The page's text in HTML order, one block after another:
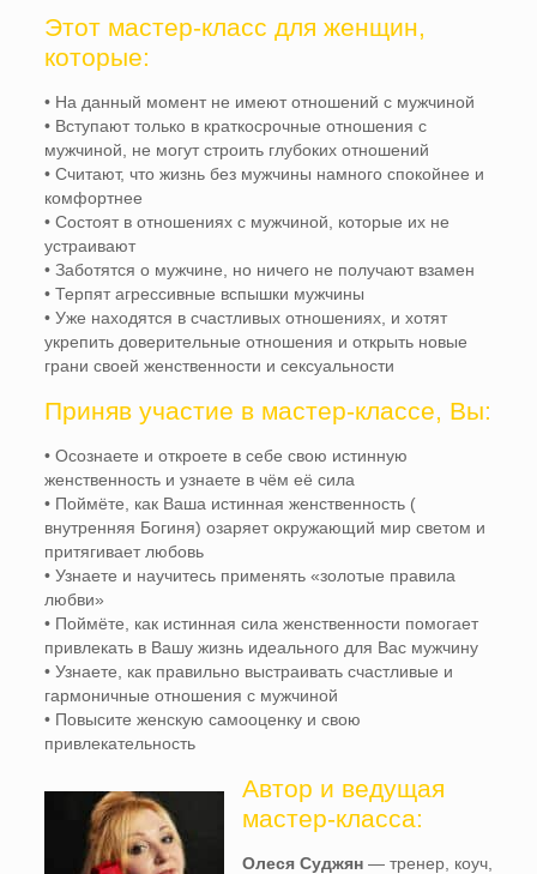
Этот мастер-класс для женщин,
которые:
• На данный момент не имеют отношений с мужчиной
• Вступают только в краткосрочные отношения с
мужчиной, не могут строить глубоких отношений
• Считают, что жизнь без мужчины намного спокойнее и
комфортнее
• Состоят в отношениях с мужчиной, которые их не
устраивают
• Заботятся о мужчине, но ничего не получают взамен
• Терпят агрессивные вспышки мужчины
• Уже находятся в счастливых отношениях, и хотят
укрепить доверительные отношения и открыть новые
грани своей женственности и сексуальности
Приняв участие в мастер-классе, Вы:
• Осознаете и откроете в себе свою истинную
женственность и узнаете в чём её сила
• Поймёте, как Ваша истинная женственность (
внутренняя Богиня) озаряет окружающий мир светом и
притягивает любовь
• Узнаете и научитесь применять «золотые правила
любви»
• Поймёте, как истинная сила женственности помогает
привлекать в Вашу жизнь идеального для Вас мужчину
• Узнаете, как правильно выстраивать счастливые и
гармоничные отношения с мужчиной
• Повысите женскую самооценку и свою
привлекательность
Автор и ведущая
мастер-класса:
Олеся Суджян— тренер, коуч,